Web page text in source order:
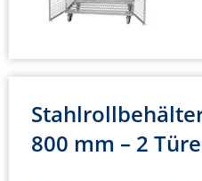
800 mm – 2